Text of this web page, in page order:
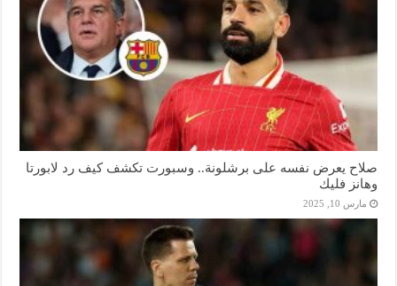
صلاح يعرض نفسه على برشلونة.. وسبورت تكشف كيف رد لابورتا
وهانز فليك
مارس 10, 2025